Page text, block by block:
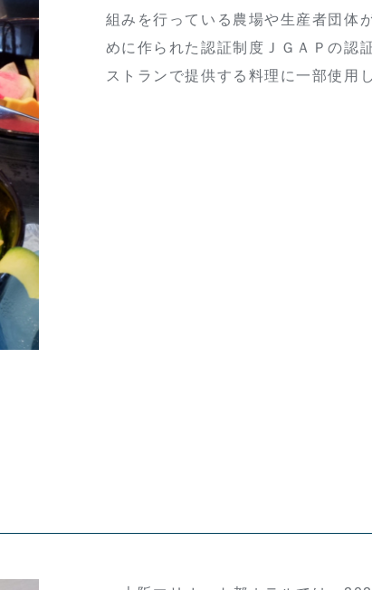
組みを行っている農場や生産者団体
めに作られた認証制度ＪＧＡＰの認
ストランで提供する料理に一部使用